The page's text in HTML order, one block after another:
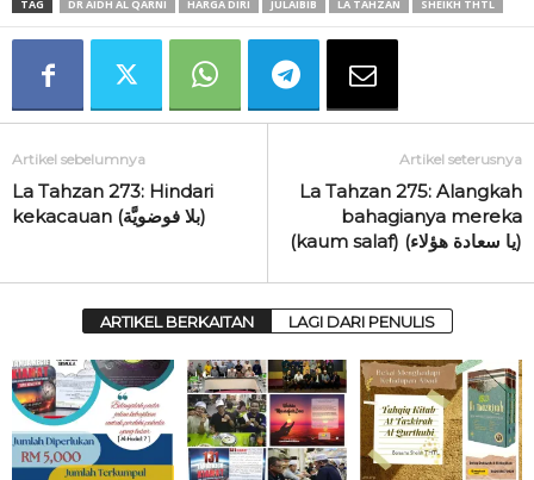
TAG DR AIDH AL QARNI HARGA DIRI JULAIBIB LA TAHZAN SHEIKH THTL
Artikel sebelumnya
La Tahzan 273: Hindari
kekacauan (بلا فوضويَّة)
Artikel seterusnya
La Tahzan 275: Alangkah
bahagianya mereka
(kaum salaf) (يا سعادة هؤلاء)
ARTIKEL BERKAITAN LAGI DARI PENULIS